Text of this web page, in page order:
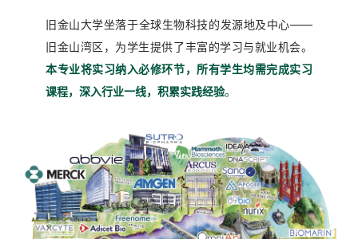
旧金山大学坐落于全球生物科技的发源地及中心——
旧金山湾区，为学生提供了丰富的学习与就业机会。
本专业将实习纳入必修环节，所有学生均需完成实习
课程，深入行业一线，积累实践经验。